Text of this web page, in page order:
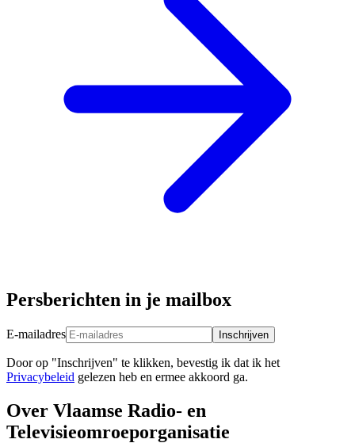
Persberichten in je mailbox
E-mailadres Inschrijven
Door op "Inschrijven" te klikken, bevestig ik dat ik het
Privacybeleid gelezen heb en ermee akkoord ga.
Over Vlaamse Radio- en
Televisieomroeporganisatie